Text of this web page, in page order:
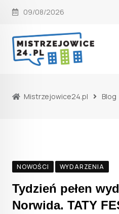
Skip
content
09/08/2026
Mistrzejowice24.pl Blog
NOWOŚCI WYDARZENIA
Tydzień pełen
Norwida. TATY